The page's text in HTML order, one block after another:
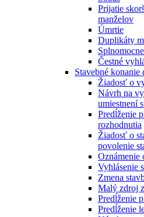
Prijatie
manželov
Úmrtie
Duplikáty
Čestné
Stavebné konanie
Žiadosť o
Návrh na
umiestnení
Predĺženie
rozhodnutia
Žiadosť o
povolenie
Oznámenie
Vyhlásenie
Zmena
Malý zdroj
Predĺženie
Predĺženie